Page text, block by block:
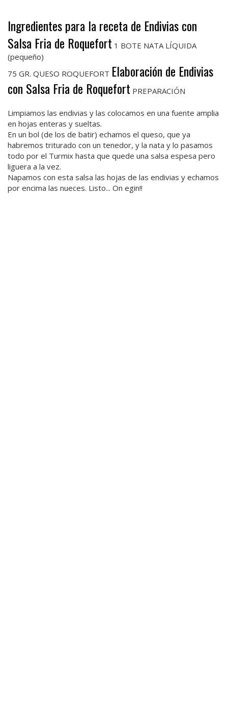
Ingredientes para la receta de Endivias con
Salsa Fria de Roquefort 1 BOTE NATA LÍQUIDA
(pequeño)
75 GR. QUESO ROQUEFORT Elaboración de Endivias
con Salsa Fria de Roquefort PREPARACIÓN
Limpiamos las endivias y las colocamos en una fuente amplia
en hojas enteras y sueltas.
En un bol (de los de batir) echamos el queso, que ya
habremos triturado con un tenedor, y la nata y lo pasamos
todo por el Turmix hasta que quede una salsa espesa pero
liguera a la vez.
Napamos con esta salsa las hojas de las endivias y echamos
por encima las nueces. Listo... On egin!!